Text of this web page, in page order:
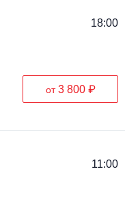
18:00
от3 800 ₽
11:00